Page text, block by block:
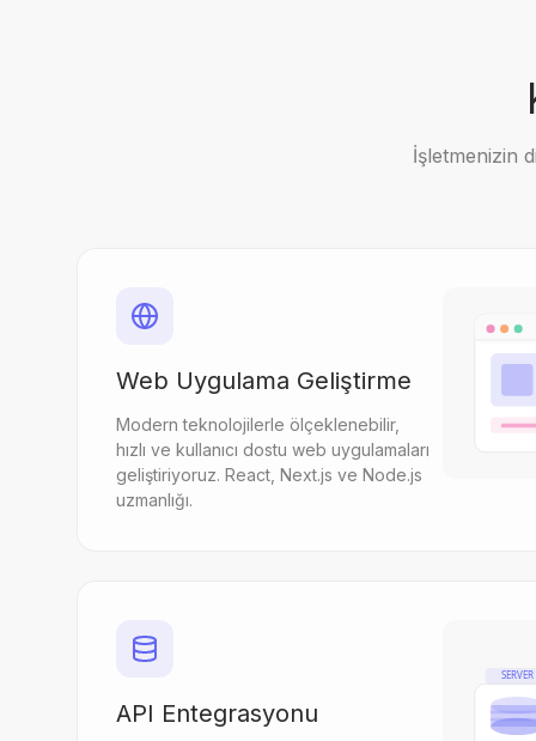
İşletmenizin
Web Uygulama Geliştirme
Modern teknolojilerle ölçeklenebilir,
hızlı ve kullanıcı dostu web uygulamaları
geliştiriyoruz. React, Next.js ve Node.js
uzmanlığı.
API Entegrasyonu
SERVER